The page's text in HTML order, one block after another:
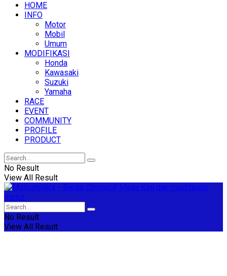
HOME
INFO
Motor
Mobil
Umum
MODIFIKASI
Honda
Kawasaki
Suzuki
Yamaha
RACE
EVENT
COMMUNITY
PROFILE
PRODUCT
No Result
View All Result
No Result
View All Result